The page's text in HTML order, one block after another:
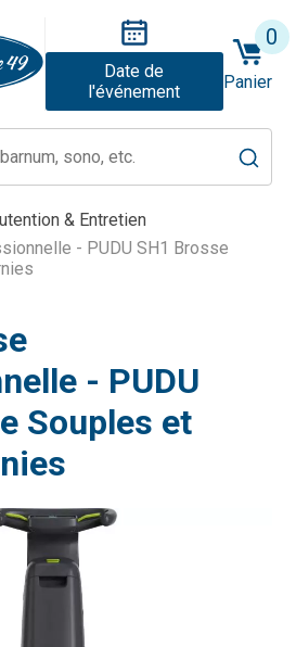
Date de
l'événement
0
Panier
& Entretien
- PUDU SH1 Brosse
- PUDU
Souples et